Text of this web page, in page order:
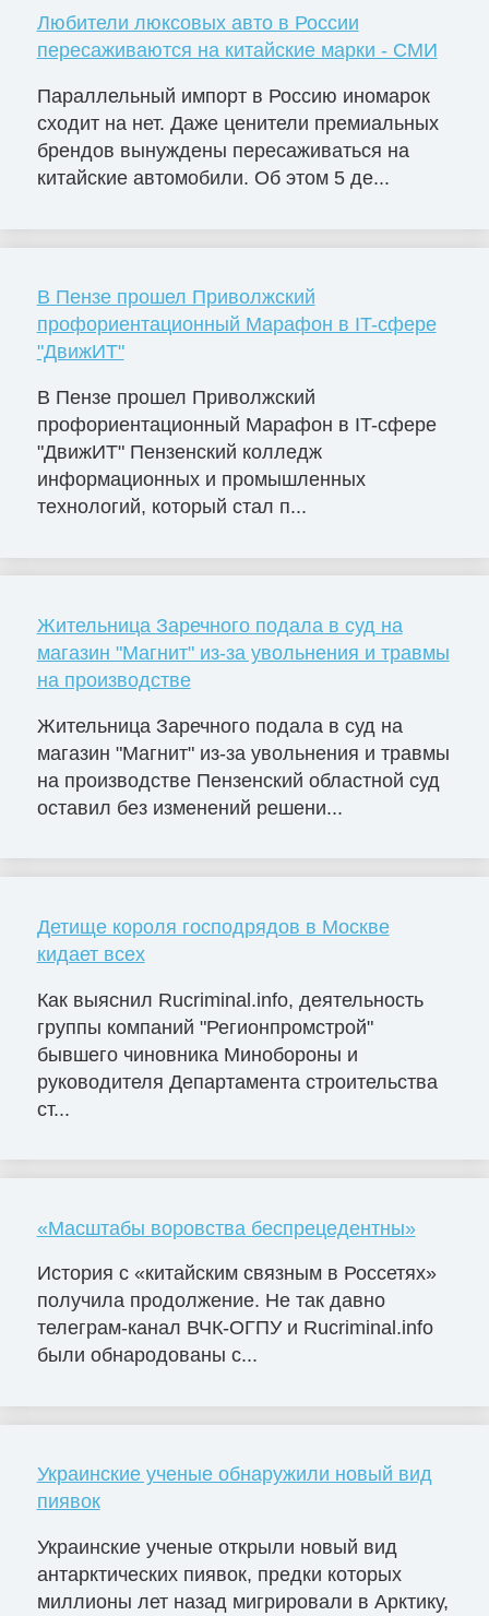
Любители люксовых авто в России
пересаживаются на китайские марки - СМИ
Параллельный импорт в Россию иномарок
сходит на нет. Даже ценители премиальных
брендов вынуждены пересаживаться на
китайские автомобили. Об этом 5 де...
В Пензе прошел Приволжский
профориентационный Марафон в IT-сфере
"ДвижИТ"
В Пензе прошел Приволжский
профориентационный Марафон в IT-сфере
"ДвижИТ" Пензенский колледж
информационных и промышленных
технологий, который стал п...
Жительница Заречного подала в суд на
магазин "Магнит" из-за увольнения и травмы
на производстве
Жительница Заречного подала в суд на
магазин "Магнит" из-за увольнения и травмы
на производстве Пензенский областной суд
оставил без изменений решени...
Детище короля господрядов в Москве
кидает всех
Как выяснил Rucriminal.info, деятельность
группы компаний "Регионпромстрой"
бывшего чиновника Минобороны и
руководителя Департамента строительства
ст...
«Масштабы воровства беспрецедентны»
История с «китайским связным в Россетях»
получила продолжение. Не так давно
телеграм-канал ВЧК-ОГПУ и Rucriminal.info
были обнародованы с...
Украинские ученые обнаружили новый вид
пиявок
Украинские ученые открыли новый вид
антарктических пиявок, предки которых
миллионы лет назад мигрировали в Арктику,